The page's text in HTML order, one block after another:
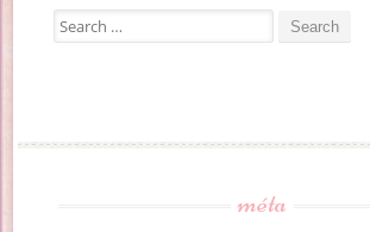
Search for:
méta